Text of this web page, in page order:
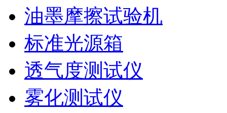
油墨摩擦试验机
标准光源箱
透气度测试仪
雾化测试仪